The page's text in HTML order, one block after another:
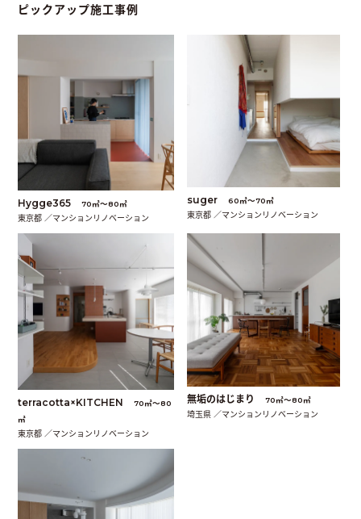
ピックアップ施工事例
Hygge365 70㎡〜80㎡
東京都 ／マンションリノベーション
suger 60㎡〜70㎡
東京都 ／マンションリノベーション
terracotta×KITCHEN
70㎡〜80
㎡
東京都 ／マンションリノベーション
無垢のはじまり 70㎡〜80㎡
埼玉県 ／マンションリノベーション